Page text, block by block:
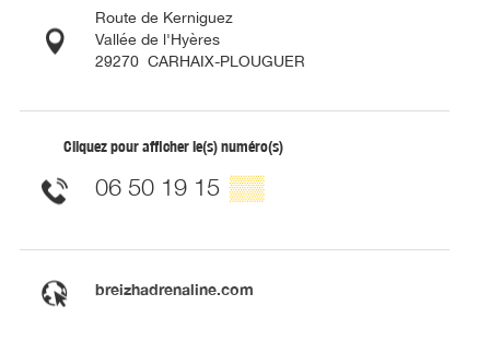
Route de Kerniguez
Vallée de l'Hyères
29270 CARHAIX-PLOUGUER
Cliquez pour afficher le(s) numéro(s)
06 50 19 15 ▒▒
breizhadrenaline.com